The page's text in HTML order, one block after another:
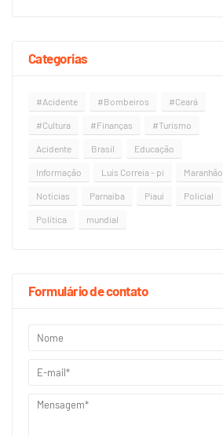
Categorias
#Acidente #Bombeiros #Ceará
#Cultura #Finanças #Turismo
Acidente Brasil Educação
Informação Luís Correia - pi Maranhão
Notícias Parnaíba Piauí Policial
Política mundial
Formulário de contato